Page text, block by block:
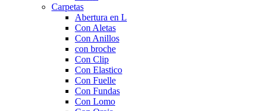
Carpetas
Abertura en L
Con Aletas
Con Anillos
con broche
Con Clip
Con Elastico
Con Fuelle
Con Fundas
Con Lomo